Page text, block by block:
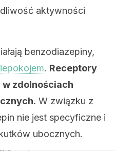
aktywności
benzodiazepiny,
. Receptory
zdolnościach
W związku z
nie jest specyficzne i
ubocznych.